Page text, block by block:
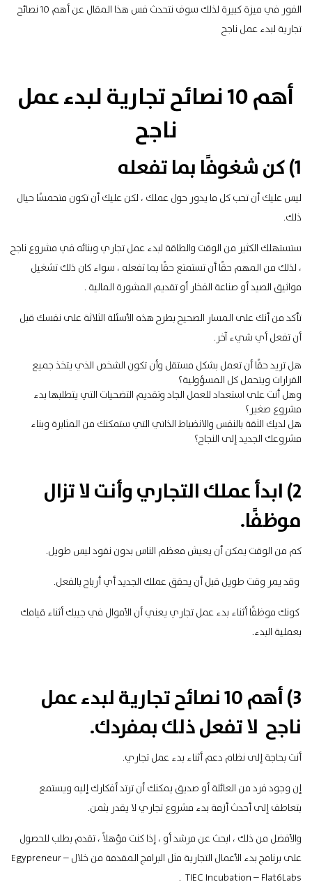
الفور في ميزة كبيرة لذلك سوف نتحدث فس هذا المقال عن أهم 10 نصائح
تجارية لبدء عمل ناجح
أهم 10 نصائح تجارية لبدء عمل
ناجح
1) كن شغوفًا بما تفعله
ليس عليك أن تحب كل ما يدور حول عملك ، لكن عليك أن تكون متحمسًا حيال
ذلك.
ستستهلك الكثير من الوقت والطاقة لبدء عمل تجاري وبنائه في مشروع ناجح
، لذلك من المهم حقًا أن تستمتع حقًا بما تفعله ، سواء كان ذلك تشغيل
مواثيق الصيد أو صناعة الفخار أو تقديم المشورة المالية .
تأكد من أنك على المسار الصحيح بطرح هذه الأسئلة الثلاثة على نفسك قبل
أن تفعل أي شيء آخر.
هل تريد حقًا أن تعمل بشكل مستقل وأن تكون الشخص الذي يتخذ جميع
القرارات ويتحمل كل المسؤولية؟
وهل أنت على استعداد للعمل الجاد وتقديم التضحيات التي يتطلبها بدء
مشروع صغير؟
هل لديك الثقة بالنفس والانضباط الذاتي التي ستمكنك من المثابرة وبناء
مشروعك الجديد إلى النجاح؟
2) ابدأ عملك التجاري وأنت لا تزال
موظفًا.
كم من الوقت يمكن أن يعيش معظم الناس بدون نقود ليس طويل.
وقد يمر وقت طويل قبل أن يحقق عملك الجديد أي أرباح بالفعل.
كونك موظفًا أثناء بدء عمل تجاري يعني أن الأموال في جيبك أثناء قيامك
بعملية البدء.
3) أهم 10 نصائح تجارية لبدء عمل
ناجح لا تفعل ذلك بمفردك.
أنت بحاجةإلى نظام دعم أثناء بدء عمل تجاري.
إن وجود فرد من العائلة أو صديق يمكنك أن ترتد أفكارك إليه ويستمع
بتعاطف إلى أحدث أزمة بدء مشروع تجاري لا يقدر بثمن.
والأفضل من ذلك ، ابحث عن مرشد أو ، إذا كنت مؤهلاً ، تقدم بطلب للحصول
على برنامج بدء الأعمال التجارية مثل البرامج المقدمة من خلال
Egypreneur–
TIEC Incubation –Flat6Labs
.